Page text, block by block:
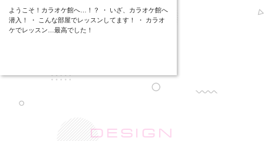
ようこそ！カラオケ館へ…！？ ・ いざ、カラオケ館へ
潜入！ ・ こんな部屋でレッスンしてます！ ・ カラオ
ケでレッスン…最高でした！
DESIGN